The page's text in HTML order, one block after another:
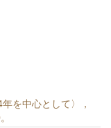
を中心として〉，